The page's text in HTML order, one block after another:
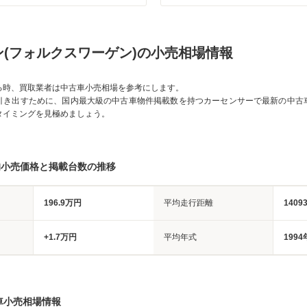
フォルクスワーゲン)の小売相場情報
、買取業者は中古車小売相場を参考にします。
き出すために、国内最大級の中古車物件掲載数を持つカーセンサーで最新の中古
ミングを見極めましょう。
売価格と掲載台数の推移
196.9万円 平均走行距離
+1.7万円 平均年式 1994
売相場情報